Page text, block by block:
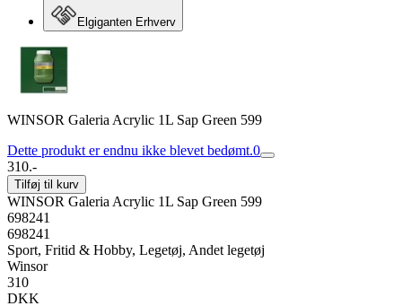
Elgiganten Erhverv
WINSOR Galeria Acrylic 1L Sap Green 599
Dette produkt er endnu ikke blevet bedømt.0
310.-
Tilføj til kurv
WINSOR Galeria Acrylic 1L Sap Green 599
698241
698241
Sport, Fritid & Hobby, Legetøj, Andet legetøj
Winsor
310
DKK